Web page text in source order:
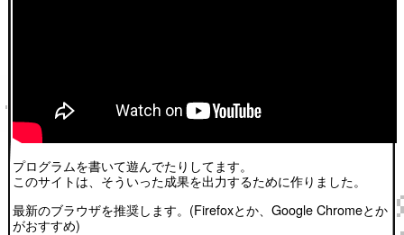
プログラムを書いて遊んでたりしてます。
このサイトは、そういった成果を出力するために作りました。
最新のブラウザを推奨します。(Firefoxとか、Google Chromeとか
がおすすめ)